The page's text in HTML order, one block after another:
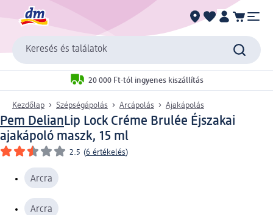
Keresés és találatok
20 000 Ft-tól ingyenes kiszállítás
Kezdőlap Szépségápolás Arcápolás Ajakápolás
Pem DelianLip Lock Créme Brulée Éjszakai
ajakápoló maszk, 15 ml
2.5 (6 értékelés)
Arcra
Arcra